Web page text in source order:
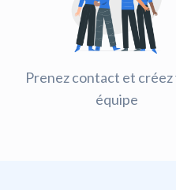
Prenez contact et
équipe